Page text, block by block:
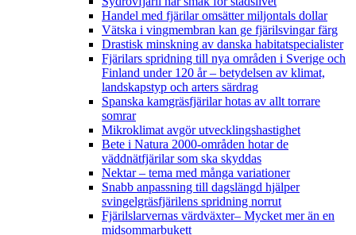
Handel med fjärilar omsätter miljontals dollar
Vätska i vingmembran kan ge fjärilsvingar färg
Drastisk minskning av danska habitatspecialister
Fjärilars spridning till nya områden i Sverige och
Finland under 120 år– betydelsen av klimat,
landskapstyp och arters särdrag
Spanska kamgräsfjärilar hotas av allt torrare
somrar
Mikroklimat avgör utvecklingshastighet
Bete i Natura 2000-områden hotar de
väddnätfjärilar som ska skyddas
Nektar – tema med många variationer
Snabb anpassning till dagslängd hjälper
svingelgräsfjärilens spridning norrut
Fjärilslarvernas värdväxter– Mycket mer än en
midsommarbukett